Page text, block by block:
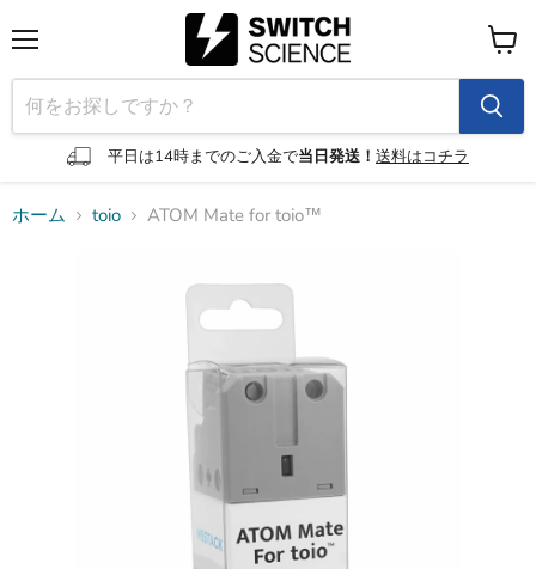
ニ
ュ
ー
平日は14時までのご入金で当日発送！ 送料はコチラ
カ
ー
ト
を
見
ホーム toio ATOM Mate for toio™